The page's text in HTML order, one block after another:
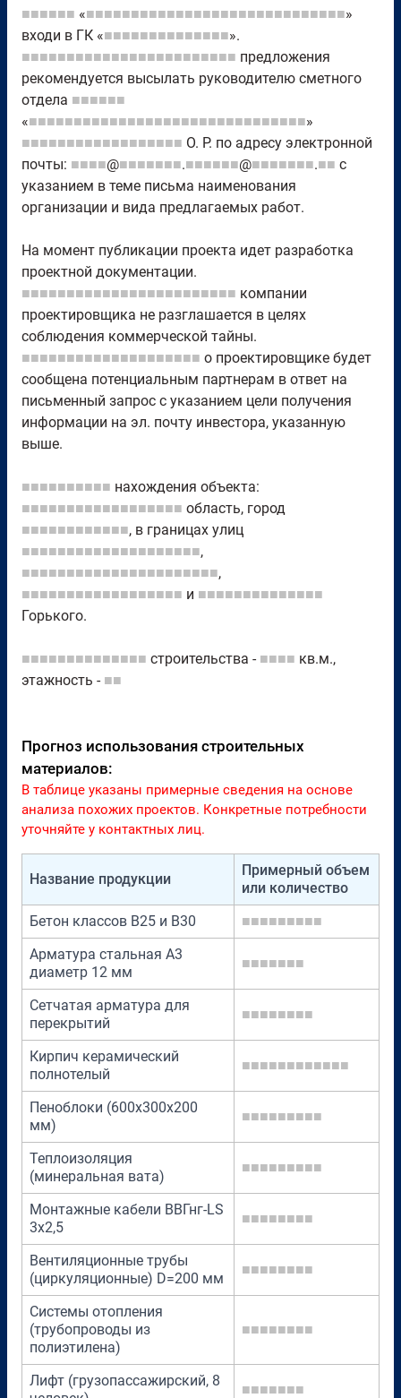
■■■■■■ «■■■■■■■■■■■■■■■■■■■■■■■■■■■■■»
входи в ГК «■■■■■■■■■■■■■■».
■■■■■■■■■■■■■■■■■■■■■■■■ предложения
рекомендуется высылать руководителю сметного
отдела ■■■■■■
«■■■■■■■■■■■■■■■■■■■■■■■■■■■■■■■»
■■■■■■■■■■■■■■■■■■ О. Р. по адресу электронной
почты: ■■■■@■■■■■■■.■■■■■■@■■■■■■■.■■ с
указанием в теме письма наименования
организации и вида предлагаемых работ.
На момент публикации проекта идет разработка
проектной документации.
■■■■■■■■■■■■■■■■■■■■■■■■ компании
проектировщика не разглашается в целях
соблюдения коммерческой тайны.
■■■■■■■■■■■■■■■■■■■■ о проектировщике будет
сообщена потенциальным партнерам в ответ на
письменный запрос с указанием цели получения
информации на эл. почту инвестора, указанную
выше.
■■■■■■■■■■ нахождения объекта:
■■■■■■■■■■■■■■■■■■ область, город
■■■■■■■■■■■■, в границах улиц
■■■■■■■■■■■■■■■■■■■■,
■■■■■■■■■■■■■■■■■■■■■■,
■■■■■■■■■■■■■■■■■■ и ■■■■■■■■■■■■■■
Горького.
■■■■■■■■■■■■■■ строительства - ■■■■ кв.м.,
этажность - ■■
Прогноз использования строительных
материалов:
В таблице указаны примерные сведения на основе
анализа похожих проектов. Конкретные потребности
уточняйте у контактных лиц.
Название продукции
Примерный объем
или количество
Бетон классов В25 и В30
■■■■■■■■■
Арматура стальная A3
диаметр 12 мм
■■■■■■■
Сетчатая арматура для
перекрытий
■■■■■■■■
Кирпич керамический
полнотелый
■■■■■■■■■■■■
Пеноблоки (600х300х200
мм)
■■■■■■■■■
Теплоизоляция
(минеральная вата)
■■■■■■■■■
Монтажные кабели ВВГнг-LS
3х2,5
■■■■■■■■
Вентиляционные трубы
(циркуляционные) D=200 мм
■■■■■■■■
Системы отопления
(трубопроводы из
полиэтилена)
■■■■■■■■
Лифт (грузопассажирский, 8
■■■■■■■